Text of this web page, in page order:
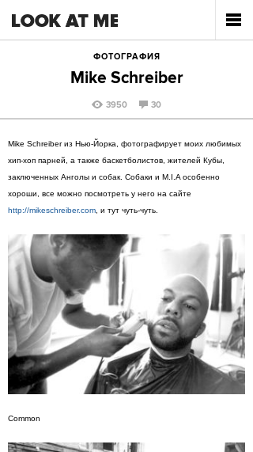
ФОТОГРАФИЯ
Mike Schreiber
3950 30
Mike Schreiber из Нью-Йорка, фотографирует моих любимых
хип-хоп парней, а также баскетболистов, жителей Кубы,
заключенных Анголы и собак. Собаки и M.I.A особенно
хороши, все можно посмотреть у него на сайте
http://mikeschreiber.com , и тут чуть-чуть.
Common